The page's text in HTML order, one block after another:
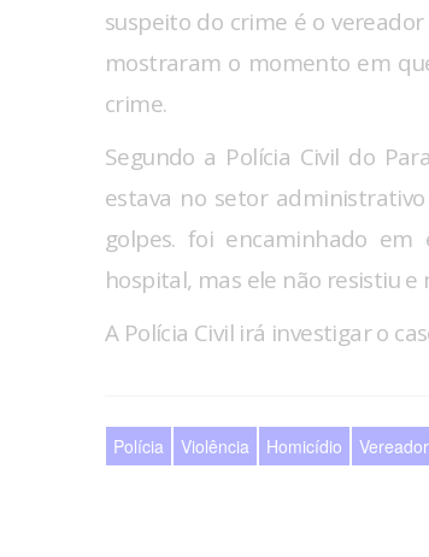
suspeito do crime é o
mostraram o momento em
crime.
Segundo a Polícia Civil do
estava no setor
golpes. foi encaminhado
hospital, mas ele não resistiu
A Polícia Civil irá investigar o
Polícia Violência Homicídio Vereador